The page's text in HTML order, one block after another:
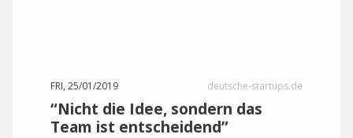
FRI, 25/01/2019 deutsche-startups.de
“Nicht die Idee, sondern das
Team ist entscheidend”